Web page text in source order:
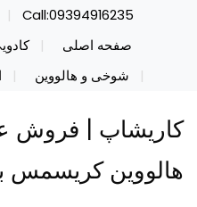
Call:09394916235
صفحه اصلی
شوخی و هالووین
کاریشاپ | فروش
هالووین کریسمس